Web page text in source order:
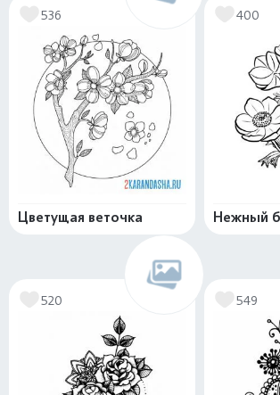
536
Цветущая веточка
400
Нежный
520 549